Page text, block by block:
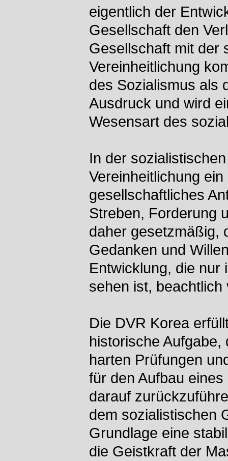
eigentlich der
Gesellschaft den
Gesellschaft mit der
Vereinheitlichung
des Sozialismus als
Ausdruck und wird
Wesensart des
In der
Vereinheitlichung
gesellschaftliches
Streben, Forderung
daher gesetzmäßig,
Gedanken und
Entwicklung, die nur
sehen ist,
Die DVR Korea
historische
harten Prüfungen
für den Aufbau
darauf
dem sozialistischen
Grundlage eine
die Geistkraft der